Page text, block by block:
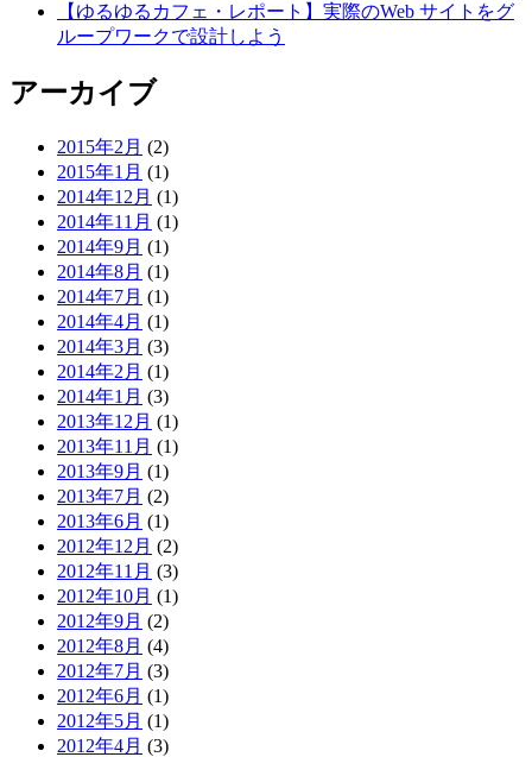
【ゆるゆるカフェ・レポート】実際のWeb サイトをグ
ループワークで設計しよう
アーカイブ
2015年2月 (2)
2015年1月 (1)
2014年12月 (1)
2014年11月 (1)
2014年9月 (1)
2014年8月 (1)
2014年7月 (1)
2014年4月 (1)
2014年3月 (3)
2014年2月 (1)
2014年1月 (3)
2013年12月 (1)
2013年11月 (1)
2013年9月 (1)
2013年7月 (2)
2013年6月 (1)
2012年12月 (2)
2012年11月 (3)
2012年10月 (1)
2012年9月 (2)
2012年8月 (4)
2012年7月 (3)
2012年6月 (1)
2012年5月 (1)
2012年4月 (3)